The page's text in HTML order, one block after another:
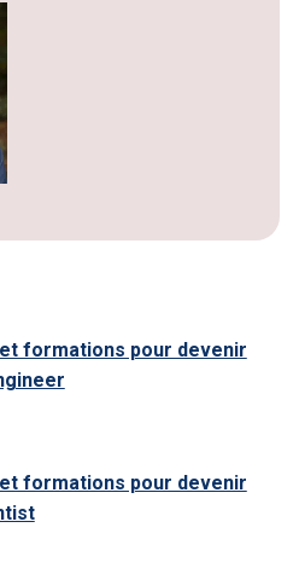
formations pour devenir
formations pour devenir